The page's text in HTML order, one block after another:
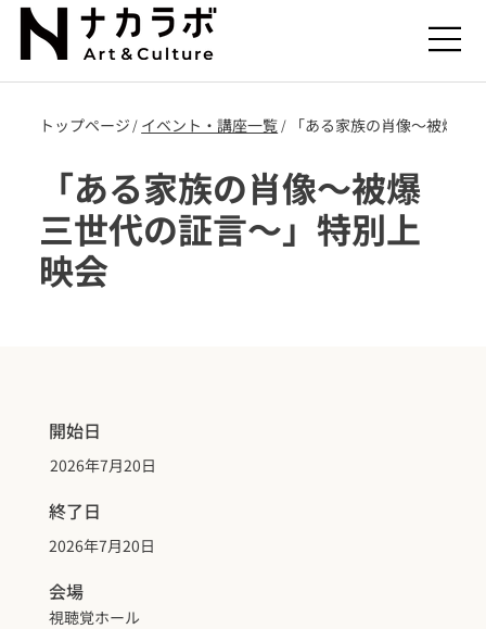
トップページ / ​イベント・講座一覧 / 「ある家族の肖像～被爆三
「ある家族の肖像～被爆
三世代の証言～」特別上
映会
開始日
2026年7月20日
終了日
2026年7月20日
会場
視聴覚ホール